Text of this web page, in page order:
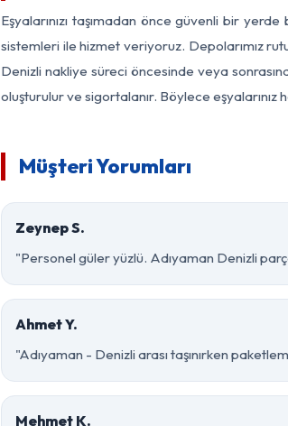
Eşyalarınızı taşımadan önce güvenli bir
sistemleri ile hizmet veriyoruz. Depolarımız
Denizli nakliye süreci öncesinde veya
oluşturulur ve sigortalanır. Böylece eşyalarınız
Müşteri Yorumları
Zeynep S.
"Personel güler yüzlü. Adıyaman Denizli
Ahmet Y.
"Adıyaman - Denizli arası taşınırken
Mehmet K.